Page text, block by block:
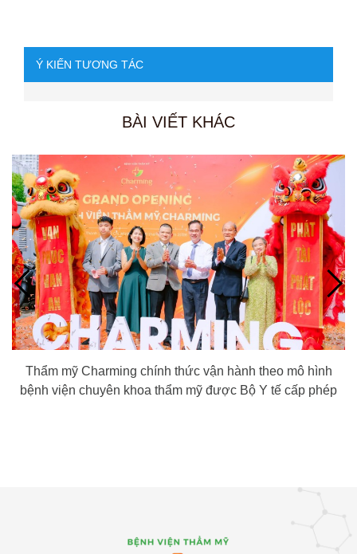
Ý KIẾN TƯƠNG TÁC
BÀI VIẾT KHÁC
Thẩm mỹ Charming chính thức vận hành theo mô hình
bệnh viện chuyên khoa thẩm mỹ được Bộ Y tế cấp phép